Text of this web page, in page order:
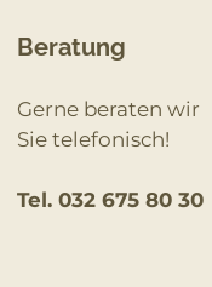
Beratung
Gerne beraten wir
Sie telefonisch!
Tel. 032 675 80 30